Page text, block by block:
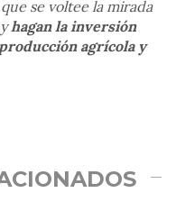
se voltee la mirada
hagan la inversión
agrícola y